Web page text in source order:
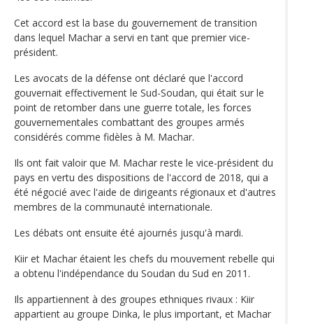
Cet accord est la base du gouvernement de transition
dans lequel Machar a servi en tant que premier vice-
président.
Les avocats de la défense ont déclaré que l'accord
gouvernait effectivement le Sud-Soudan, qui était sur le
point de retomber dans une guerre totale, les forces
gouvernementales combattant des groupes armés
considérés comme fidèles à M. Machar.
Ils ont fait valoir que M. Machar reste le vice-président du
pays en vertu des dispositions de l'accord de 2018, qui a
été négocié avec l'aide de dirigeants régionaux et d'autres
membres de la communauté internationale.
Les débats ont ensuite été ajournés jusqu'à mardi.
Kiir et Machar étaient les chefs du mouvement rebelle qui
a obtenu l'indépendance du Soudan du Sud en 2011.
Ils appartiennent à des groupes ethniques rivaux : Kiir
appartient au groupe Dinka, le plus important, et Machar